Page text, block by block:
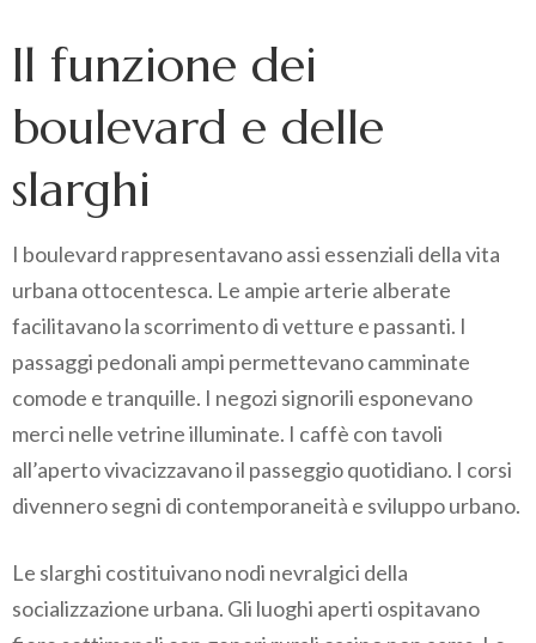
Il funzione dei
boulevard e delle
slarghi
I boulevard rappresentavano assi essenziali della vita
urbana ottocentesca. Le ampie arterie alberate
facilitavano la scorrimento di vetture e passanti. I
passaggi pedonali ampi permettevano camminate
comode e tranquille. I negozi signorili esponevano
merci nelle vetrine illuminate. I caffè con tavoli
all’aperto vivacizzavano il passeggio quotidiano. I corsi
divennero segni di contemporaneità e sviluppo urbano.
Le slarghi costituivano nodi nevralgici della
socializzazione urbana. Gli luoghi aperti ospitavano